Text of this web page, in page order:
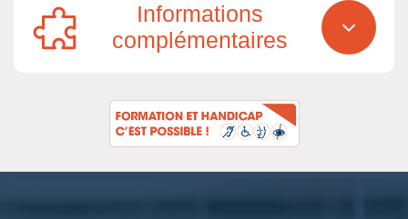
Informations
complémentaires